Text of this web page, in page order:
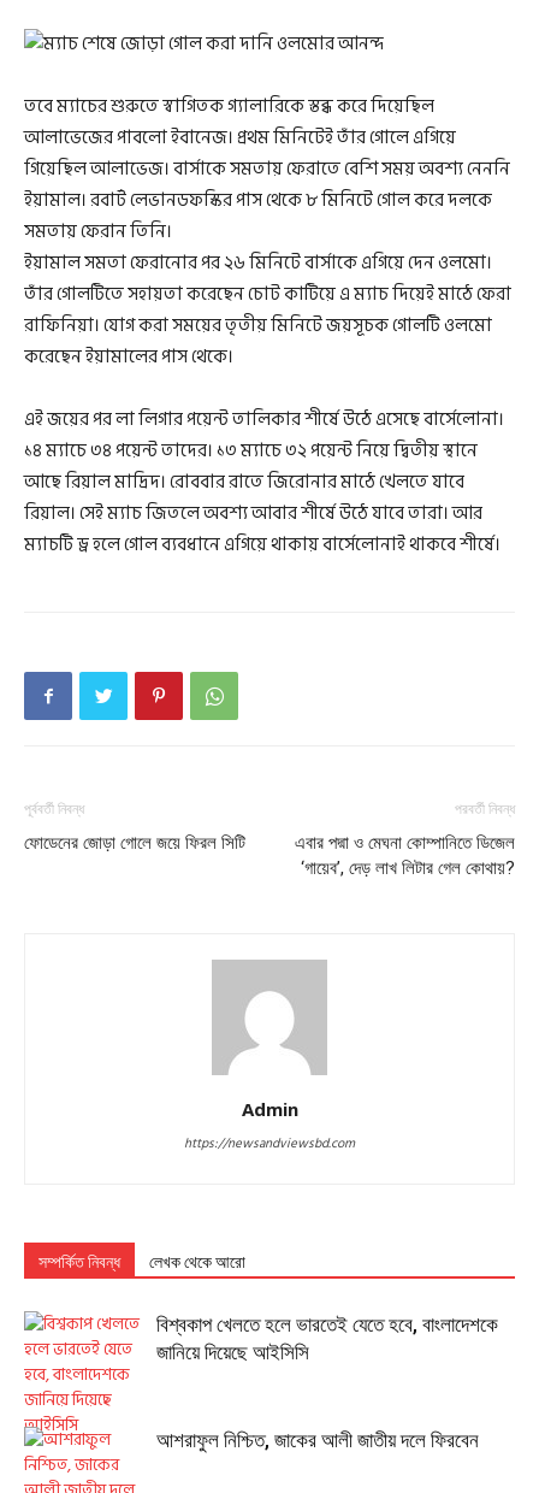
তবে ম্যাচের শুরুতে স্বাগিতক গ্যালারিকে স্তব্ধ করে দিয়েছিল
আলাভেজের পাবলো ইবানেজ। প্রথম মিনিটেই তাঁর গোলে এগিয়ে
গিয়েছিল আলাভেজ। বার্সাকে সমতায় ফেরাতে বেশি সময় অবশ্য নেননি
ইয়ামাল। রবার্ট লেভানডফস্কির পাস থেকে ৮ মিনিটে গোল করে দলকে
সমতায় ফেরান তিনি।
ইয়ামাল সমতা ফেরানোর পর ২৬ মিনিটে বার্সাকে এগিয়ে দেন ওলমো।
তাঁর গোলটিতে সহায়তা করেছেন চোট কাটিয়ে এ ম্যাচ দিয়েই মাঠে ফেরা
রাফিনিয়া। যোগ করা সময়ের তৃতীয় মিনিটে জয়সূচক গোলটি ওলমো
করেছেন ইয়ামালের পাস থেকে।
এই জয়ের পর লা লিগার পয়েন্ট তালিকার শীর্ষে উঠে এসেছে বার্সেলোনা।
১৪ ম্যাচে ৩৪ পয়েন্ট তাদের। ১৩ ম্যাচে ৩২ পয়েন্ট নিয়ে দ্বিতীয় স্থানে
আছে রিয়াল মাদ্রিদ। রোববার রাতে জিরোনার মাঠে খেলতে যাবে
রিয়াল। সেই ম্যাচ জিতলে অবশ্য আবার শীর্ষে উঠে যাবে তারা। আর
ম্যাচটি ড্র হলে গোল ব্যবধানে এগিয়ে থাকায় বার্সেলোনাই থাকবে শীর্ষে।
পূর্ববর্তী নিবন্ধ
ফোডেনের জোড়া গোলে জয়ে ফিরল সিটি
পরবর্তী নিবন্ধ
এবার পদ্মা ও মেঘনা কোম্পানিতে ডিজেল
‘গায়েব’, দেড় লাখ লিটার গেল কোথায়?
Admin
https://newsandviewsbd.com
সম্পর্কিত নিবন্ধ লেখক থেকে আরো
বিশ্বকাপ খেলতে হলে ভারতেই যেতে হবে, বাংলাদেশকে
জানিয়ে দিয়েছে আইসিসি
আশরাফুল নিশ্চিত, জাকের আলী জাতীয় দলে ফিরবেন